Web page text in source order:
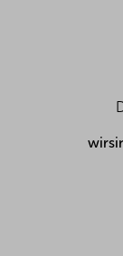
als brächten
aus der die
natürliche
Kollagen
Baustein,
im
Nägeln und
schlechtes
naschen